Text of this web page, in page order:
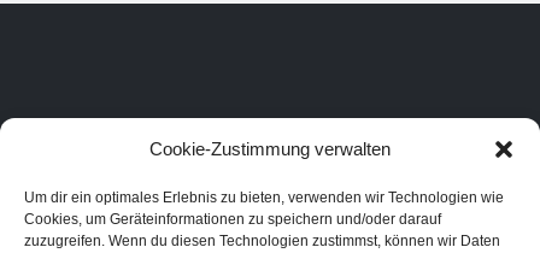
Cookie-Zustimmung verwalten
Um dir ein optimales Erlebnis zu bieten, verwenden wir Technologien wie
Cookies, um Geräteinformationen zu speichern und/oder darauf
zuzugreifen. Wenn du diesen Technologien zustimmst, können wir Daten